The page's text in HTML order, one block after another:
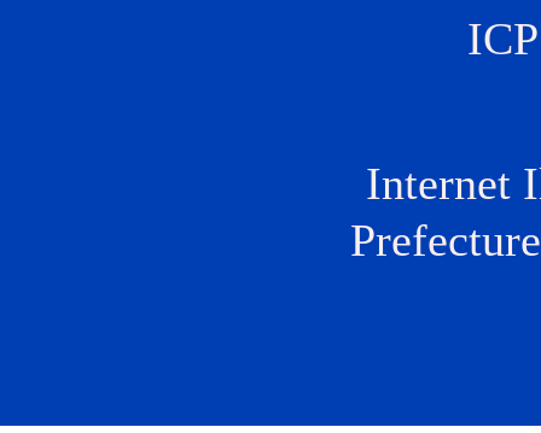
Internet